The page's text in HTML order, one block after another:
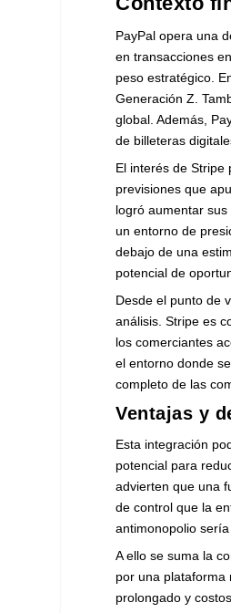
PayPal opera una
en transacciones
peso estratégico.
Generación Z.
global. Además,
de billeteras
El interés de Stripe
previsiones que
logró aumentar
un entorno de
debajo de una
potencial de
Desde el punto de
análisis. Stripe es
los comerciantes
el entorno donde
completo de las
Ventajas y
Esta integración
potencial para
advierten que una
de control que la
antimonopolio
A ello se suma la
por una plataforma
prolongado y